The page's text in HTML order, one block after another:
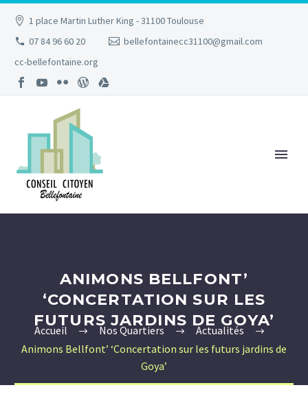
1 place Martin Luther King - 31100 Toulouse
07 84 96 60 20
bellefontainecc31100@gmail.com
cc-bellefontaine.org
ANIMONS BELLFONT’
‘CONCERTATION SUR LES
FUTURS JARDINS DE GOYA’
Accueil Nos Quartiers
Actualités
Animons Bellfont’ ‘Concertation sur les futurs jardins de
Goya’